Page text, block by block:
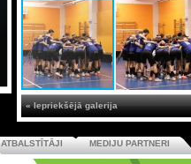
« Iepriekšējā galerija
ATBALSTĪTĀJI MEDIJU PARTNERI